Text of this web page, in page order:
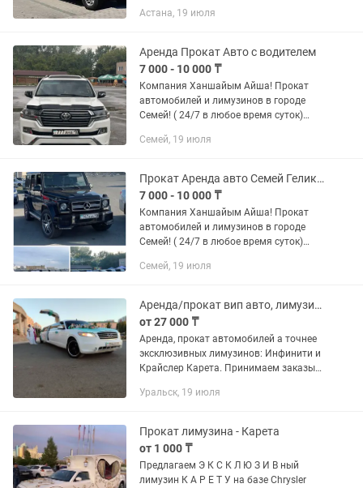
Астана, 19 июля
Аренда Прокат Авто с водителем
7 000 - 10 000 ₸
Компания Ханшайым Айша! Прокат
автомобилей и лимузинов в городе
Семей! ( 24/7 в любое время суток)
водителем. Двухсотка Гелик Дни
роддома...
Семей, 19 июля
Прокат Аренда авто Семей Гелик Двухсотка
7 000 - 10 000 ₸
Компания Ханшайым Айша! Прокат
автомобилей и лимузинов в городе
Семей! ( 24/7 в любое время суток)
водителем. Дни рождения, свадьбы ,
Семей, 19 июля
Аренда/прокат вип авто, лимузинов
от 27 000 ₸
Аренда, прокат автомобилей а точнее
эксклюзивных лимузинов: Инфинити и
Крайслер Карета. Принимаем заказы
световые эффекты, бар и хорошая
Уральск, 19 июля
Прокат лимузина - Карета
от 1 000 ₸
Предлагаем Э К С К Л Ю З И В ный
лимузин К А Р Е Т У на базе Chrysler